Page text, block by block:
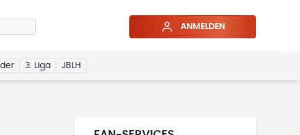
ANMELDEN
3. Liga JBLH